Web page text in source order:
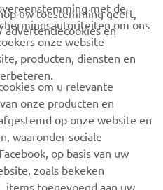
met de
om ons
onze website
producten, diensten en
uw toestemming geeft,
advertentiecookies en
om u relevante
onze producten en
op onze website en
waaronder sociale
op basis van uw
zoals bekeken
items toegevoegd aan uw